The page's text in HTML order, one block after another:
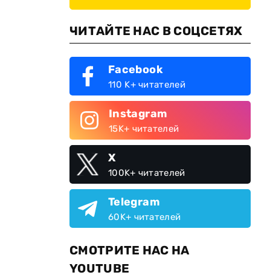
ЧИТАЙТЕ НАС В СОЦСЕТЯХ
Facebook
110 K+ читателей
Instagram
15K+ читателей
X
100K+ читателей
Telegram
60K+ читателей
СМОТРИТЕ НАС НА
YOUTUBE